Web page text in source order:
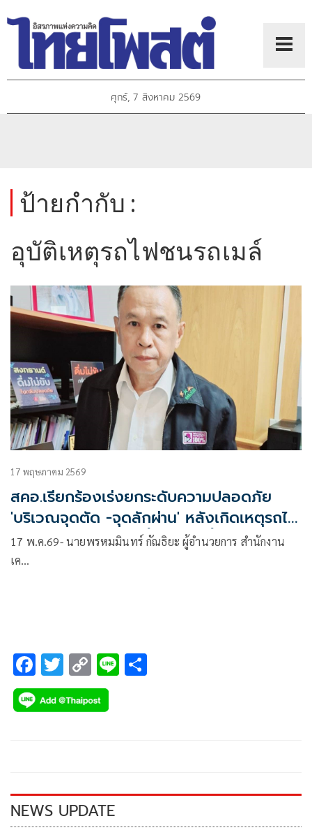
ศุกร์, 7 สิงหาคม 2569
ป้ายกำกับ :
อุบัติเหตุรถไฟชนรถเมล์
17 พฤษภาคม 2569
สคอ.เรียกร้องเร่งยกระดับความปลอดภัย
'บริเวณจุดตัด -จุดลักผ่าน' หลังเกิดเหตุรถไฟ
ชนรถเมล์ แนะเครื่องกั้นต้อง 2ชั้น ปิดสนิท
17 พ.ค.69- นายพรหมมินทร์ กัณธิยะ ผู้อำนวยการ สำนักงาน
เค…
F
ac
e
k
T
wi
tt
C
o
p
k
Li
NEWS UPDATE